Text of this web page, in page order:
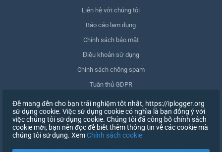
Liên hệ với chúng tôi
Báo cáo lạm dụng
Chính sách bảo mật
Điều khoản sử dụng
Chính sách chống spam
Tuân thủ GDPR
Xóa dữ liệu của tôi
Rút lại sự đồng ý
Để mang đến cho bạn trải nghiệm tốt nhất, https://iplogger.org
sử dụng cookie. Việc sử dụng cookie có nghĩa là bạn đồng ý với
việc chúng tôi sử dụng cookie. Chúng tôi đã công bố chính sách
cookie mới, bạn nên đọc để biết thêm thông tin về các cookie mà
chúng tôi sử dụng. Xem Chính sách cookie